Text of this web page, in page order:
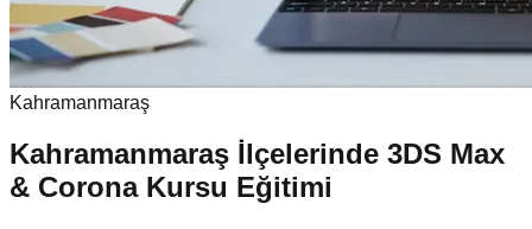
Kahramanmaraş
Kahramanmaraş İlçelerinde 3DS Max
& Corona Kursu Eğitimi